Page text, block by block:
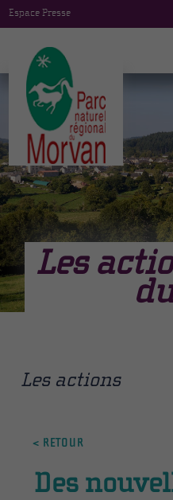
Espace Presse
Les
< RETOUR
Des
Les actions